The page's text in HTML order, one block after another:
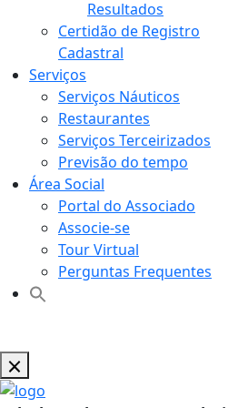
Resultados
Certidão de Registro
Cadastral
Serviços
Serviços Náuticos
Restaurantes
Serviços Terceirizados
Previsão do tempo
Área Social
Portal do Associado
Associe-se
Tour Virtual
Perguntas Frequentes